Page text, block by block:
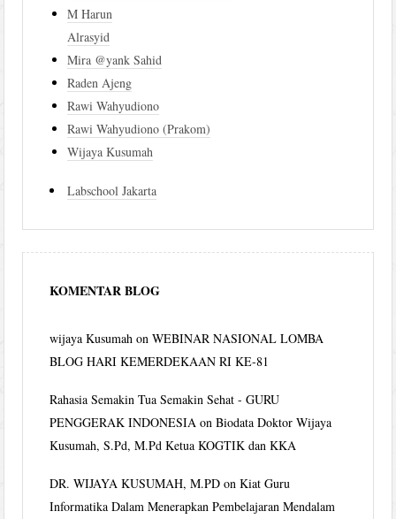
M Harun
Alrasyid
Mira @yank Sahid
Raden Ajeng
Rawi Wahyudiono
Rawi Wahyudiono (Prakom)
Wijaya Kusumah
Labschool Jakarta
KOMENTAR BLOG
wijaya Kusumah onWEBINAR NASIONAL LOMBA
BLOG HARI KEMERDEKAAN RI KE-81
Rahasia Semakin Tua Semakin Sehat - GURU
PENGGERAK INDONESIA onBiodata Doktor Wijaya
Kusumah, S.Pd, M.Pd Ketua KOGTIK dan KKA
DR. WIJAYA KUSUMAH, M.PD onKiat Guru
Informatika Dalam Menerapkan Pembelajaran Mendalam